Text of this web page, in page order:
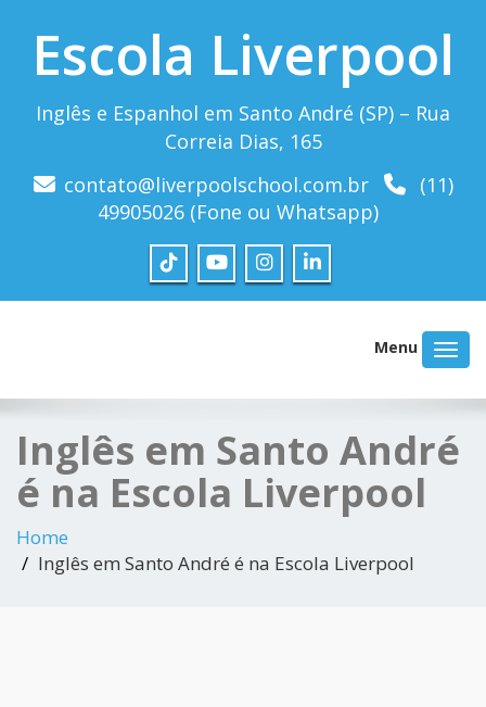
Escola Liverpool
Inglês e Espanhol em Santo André (SP) – Rua
Correia Dias, 165
contato@liverpoolschool.com.br
(11)
49905026 (Fone ou Whatsapp)
Menu
Inglês em Santo André
é na Escola Liverpool
Home
Inglês em Santo André é na Escola Liverpool